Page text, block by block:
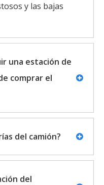
y las bajas
una estación de
comprar el
del camión?
del